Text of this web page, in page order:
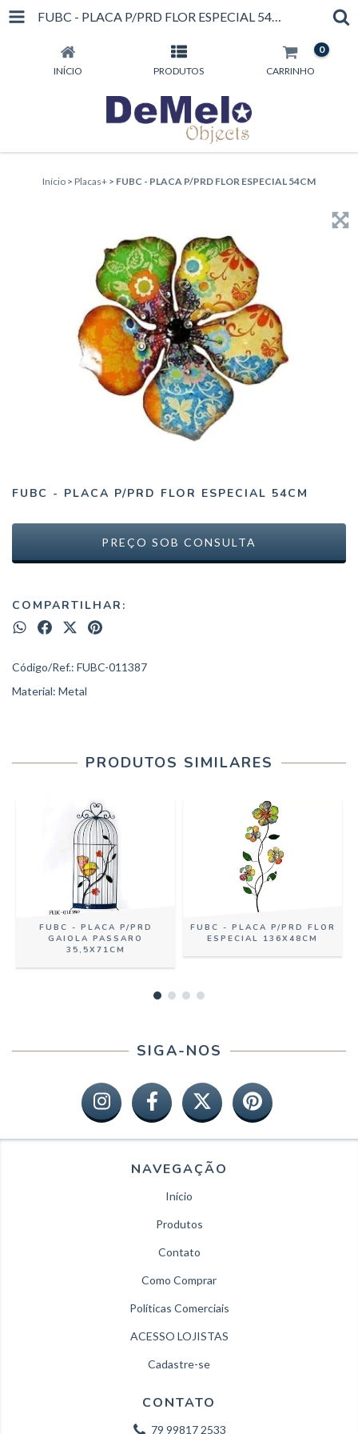
FUBC - PLACA P/PRD FLOR ESPECIAL 54CM
INÍCIO PRODUTOS CARRINHO
0
Início > Placas+ > FUBC - PLACA P/PRD FLOR ESPECIAL 54CM
FUBC - PLACA P/PRD FLOR ESPECIAL 54CM
COMPARTILHAR:
Código/Ref.: FUBC-011387
Material: Metal
PRODUTOS SIMILARES
FUBC - PLACA P/PRD
GAIOLA PASSARO
35,5X71CM
FUBC - PLACA P/PRD FLOR
ESPECIAL 136X48CM
SIGA-NOS
NAVEGAÇÃO
Início
Produtos
Contato
Como Comprar
Políticas Comerciais
ACESSO LOJISTAS
Cadastre-se
CONTATO
79 99817 2533